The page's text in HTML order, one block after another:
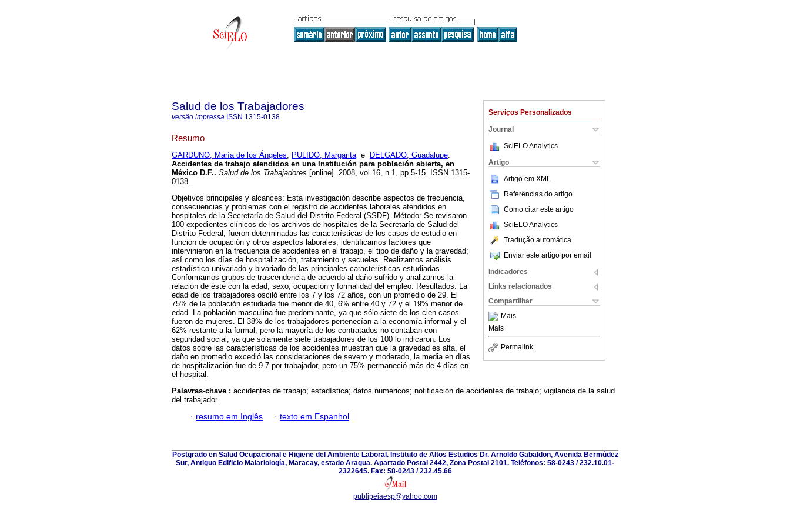
Serviços Personalizados
Journal
SciELO Analytics
Artigo
Artigo em XML
Referências do artigo
Como citar este artigo
SciELO Analytics
Tradução automática
Enviar este artigo por email
Indicadores
Links relacionados
Compartilhar
Mais
Mais
Permalink
Salud de los Trabajadores
versão impressa ISSN 1315-0138
Resumo
GARDUNO, María de los Ángeles; PULIDO, Margaritae DELGADO, Guadalupe.
Accidentes de trabajo atendidos en una Institución para población abierta, en
México D.F.. Salud de los Trabajadores [online]. 2008, vol.16, n.1, pp.5-15. ISSN 1315-
0138.
Objetivos principales y alcances: Esta investigación describe aspectos de frecuencia,
consecuencias y problemas con el registro de accidentes laborales atendidos en
hospitales de la Secretaría de Salud del Distrito Federal (SSDF). Método: Se revisaron
100 expedientes clínicos de los archivos de hospitales de la Secretaría de Salud del
Distrito Federal, fueron determinadas las características de los casos de estudio en
función de ocupación y otros aspectos laborales, identificamos factores que
intervinieron en la frecuencia de accidentes en el trabajo, el tipo de daño y la gravedad;
así como los días de hospitalización, tratamiento y secuelas. Realizamos análisis
estadístico univariado y bivariado de las principales características estudiadas.
Conformamos grupos de trascendencia de acuerdo al daño sufrido y analizamos la
relación de éste con la edad, sexo, ocupación y formalidad del empleo. Resultados: La
edad de los trabajadores osciló entre los 7 y los 72 años, con un promedio de 29. El
75% de la población estudiada fue menor de 40, 6% entre 40 y 72 y el 19% menor de
edad. La población masculina fue predominante, ya que sólo siete de los cien casos
fueron de mujeres. El 38% de los trabajadores pertenecían a la economía informal y el
62% restante a la formal, pero la mayoría de los contratados no contaban con
seguridad social, ya que solamente siete trabajadores de los 100 lo indicaron. Los
datos sobre las características de los accidentes muestran que la gravedad es alta, el
daño en promedio excedió las consideraciones de severo y moderado, la media en días
de hospitalización fue de 9.7 por trabajador, pero un 75% permaneció más de 4 días en
el hospital.
Palavras-chave : accidentes de trabajo; estadística; datos numéricos; notificación de accidentes de trabajo; vigilancia de la salud
del trabajador.
· resumo em Inglês · texto em Espanhol
Postgrado en Salud Ocupacional e Higiene del Ambiente Laboral. Instituto de Altos Estudios Dr. Arnoldo Gabaldon, Avenida Bermúdez
Sur, Antiguo Edificio Malariología, Maracay, estado Aragua. Apartado Postal 2442, Zona Postal 2101. Teléfonos: 58-0243 / 232.10.01-
2322645. Fax: 58-0243 / 232.45.66
publipeiaesp@yahoo.com